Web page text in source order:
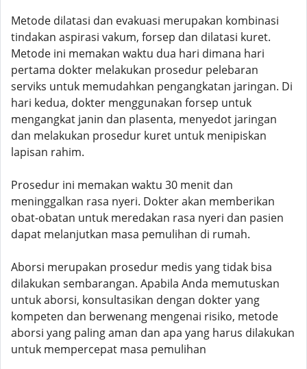
Metode dilatasi dan evakuasi merupakan kombinasi
tindakan aspirasi vakum, forsep dan dilatasi kuret.
Metode ini memakan waktu dua hari dimana hari
pertama dokter melakukan prosedur pelebaran
serviks untuk memudahkan pengangkatan jaringan. Di
hari kedua, dokter menggunakan forsep untuk
mengangkat janin dan plasenta, menyedot jaringan
dan melakukan prosedur kuret untuk menipiskan
lapisan rahim.
Prosedur ini memakan waktu 30 menit dan
meninggalkan rasa nyeri. Dokter akan memberikan
obat-obatan untuk meredakan rasa nyeri dan pasien
dapat melanjutkan masa pemulihan di rumah.
Aborsi merupakan prosedur medis yang tidak bisa
dilakukan sembarangan. Apabila Anda memutuskan
untuk aborsi, konsultasikan dengan dokter yang
kompeten dan berwenang mengenai risiko, metode
aborsi yang paling aman dan apa yang harus dilakukan
untuk mempercepat masa pemulihan